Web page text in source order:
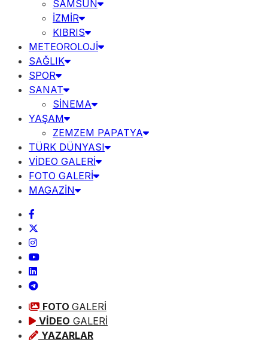
SAMSUN
İZMİR
KIBRIS
METEOROLOJİ
SAĞLIK
SPOR
SANAT
SİNEMA
YAŞAM
ZEMZEM PAPATYA
TÜRK DÜNYASI
VİDEO GALERİ
FOTO GALERİ
MAGAZİN
FOTO GALERİ
VİDEO GALERİ
YAZARLAR